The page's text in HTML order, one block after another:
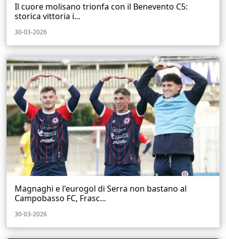
Il cuore molisano trionfa con il Benevento C5:
storica vittoria i...
30-03-2026
Magnaghi e l'eurogol di Serra non bastano al
Campobasso FC, Frasc...
30-03-2026